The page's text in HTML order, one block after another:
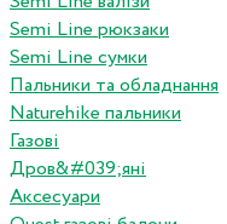
Semi Line рюкзаки
Semi Line сумки
Пальники та обладнання
Naturehike пальники
Газові
Дров&#039;яні
Аксесуари